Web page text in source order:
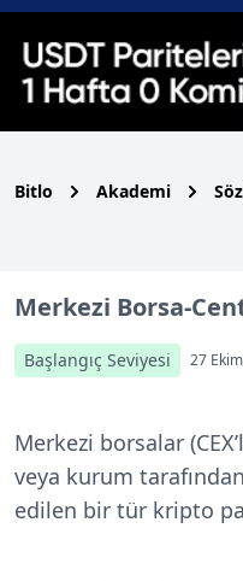
Bitlo Akademi
Merkezi Borsa-
Başlangıç Seviyesi 27
Merkezi borsalar
veya kurum
edilen bir tür kripto